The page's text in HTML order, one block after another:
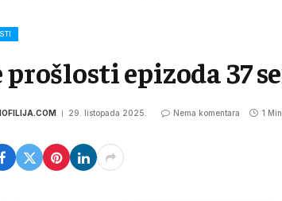
prošlosti epizoda 37
29. listopada 2025. Nema komentara 1